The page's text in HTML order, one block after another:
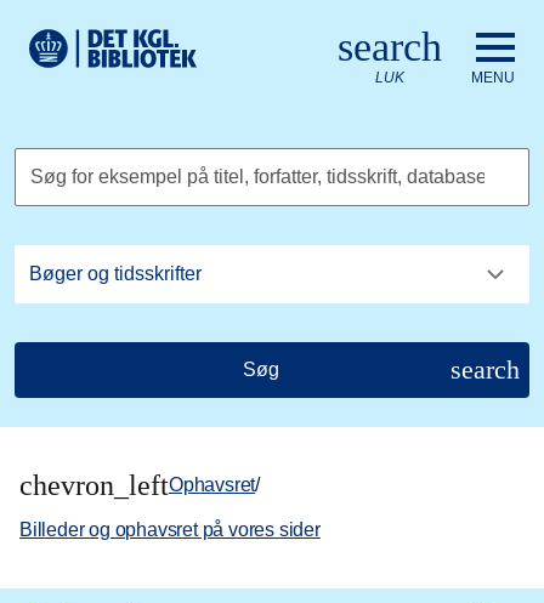
Det Kongelige Biblioteks logo. Gå til Det Kongelige
search
LUK MENU
Søg for eksempel på titel, forfatter, tidsskrift, database
Søg search
chevron_leftOphavsret/
Billeder og ophavsret på vores sider